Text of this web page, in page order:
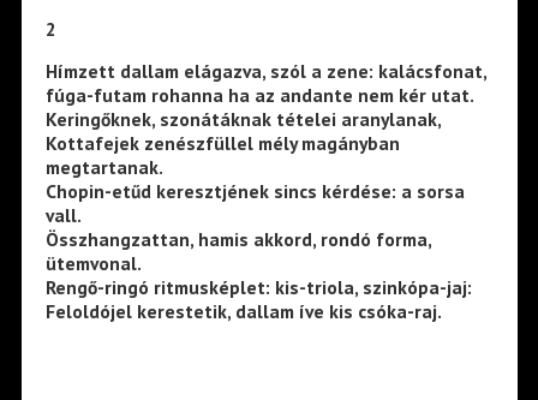
2
Hímzett dallam elágazva, szól a zene: kalácsfonat,
fúga-futam rohanna ha az andante nem kér utat.
Keringőknek, szonátáknak tételei aranylanak,
Kottafejek zenészfüllel mély magányban
megtartanak.
Chopin-etűd keresztjének sincs kérdése: a sorsa
vall.
Összhangzattan, hamis akkord, rondó forma,
ütemvonal.
Rengő-ringó ritmusképlet: kis-triola, szinkópa-jaj:
Feloldójel kerestetik, dallam íve kis csóka-raj.